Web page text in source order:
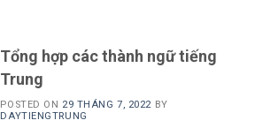
Tổng hợp các thành ngữ tiếng
Trung
POSTED ON 29 THÁNG 7, 2022BY
DAYTIENGTRUNG